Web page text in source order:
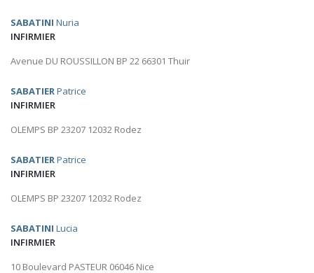
SABATINI Nuria
INFIRMIER
Avenue DU ROUSSILLON BP 22 66301 Thuir
SABATIERPatrice
INFIRMIER
OLEMPS BP 23207 12032 Rodez
SABATIERPatrice
INFIRMIER
OLEMPS BP 23207 12032 Rodez
SABATINI Lucia
INFIRMIER
10 Boulevard PASTEUR 06046 Nice